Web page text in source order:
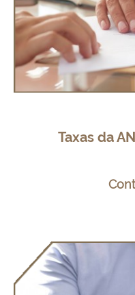
Taxas da